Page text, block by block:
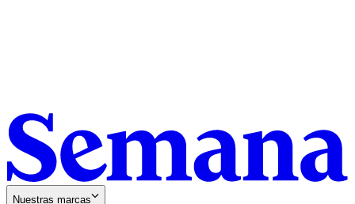
Nuestras marcas